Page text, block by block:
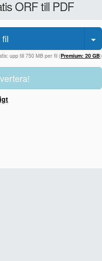
ORF till PDF
fil
upp till 750 MB per fil (Premium: 20 GB)